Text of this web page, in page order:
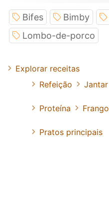
Bifes Bimby
Lombo-de-porco
Explorar receitas
Refeição
Jantar
Proteína Frango
Pratos principais